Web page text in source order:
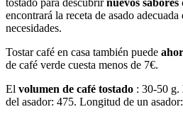
encontrará la receta de asado
necesidades.
Tostar café en casa también puede
de café verde cuesta menos de 7€.
El volumen de café tostado : 30-50 g.
del asador: 475. Longitud de un